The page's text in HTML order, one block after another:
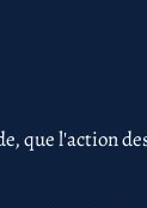
que l'action